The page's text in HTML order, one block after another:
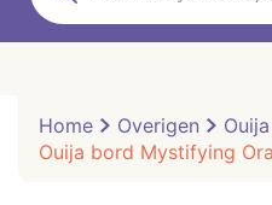
Home Overigen
Ouija bord Mystifying